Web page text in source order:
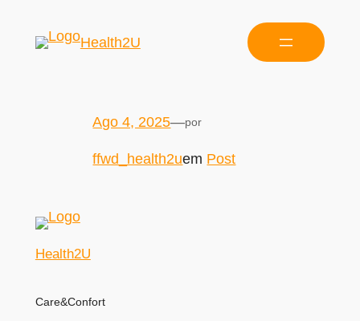
Health2U
Ago 4, 2025—por
ffwd_health2uem Post
Health2U
Care&Confort